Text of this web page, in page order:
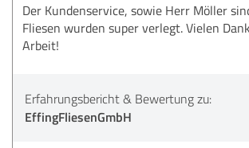
Der Kundenservice, sowie Herr Möller
Fliesen wurden super verlegt. Vielen
Arbeit!
Erfahrungsbericht & Bewertung zu:
EffingFliesenGmbH